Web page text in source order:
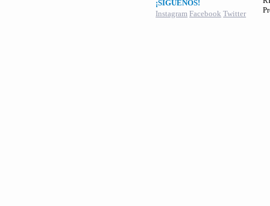
¡SÍGUENOS!
Instagram Facebook Twitter